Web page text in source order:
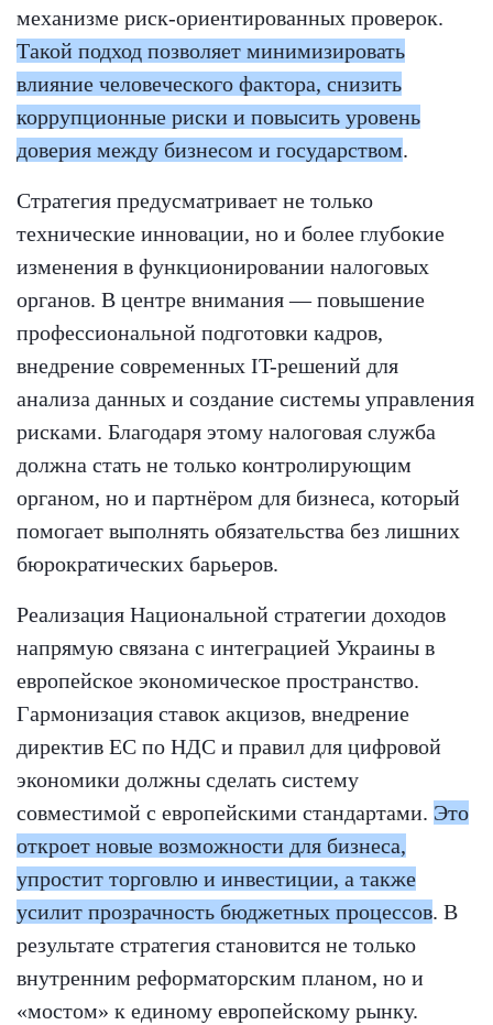
механизме риск-ориентированных проверок.
Такой подход позволяет минимизировать
влияние человеческого фактора, снизить
коррупционные риски и повысить уровень
доверия между бизнесом и государством.
Стратегия предусматривает не только
технические инновации, но и более глубокие
изменения в функционировании налоговых
органов. В центре внимания — повышение
профессиональной подготовки кадров,
внедрение современных IT-решений для
анализа данных и создание системы управления
рисками. Благодаря этому налоговая служба
должна стать не только контролирующим
органом, но и партнёром для бизнеса, который
помогает выполнять обязательства без лишних
бюрократических барьеров.
Реализация Национальной стратегии доходов
напрямую связана с интеграцией Украины в
европейское экономическое пространство.
Гармонизация ставок акцизов, внедрение
директив ЕС по НДС и правил для цифровой
экономики должны сделать систему
совместимой с европейскими стандартами. Это
откроет новые возможности для бизнеса,
упростит торговлю и инвестиции, а также
усилит прозрачность бюджетных процессов. В
результате стратегия становится не только
внутренним реформаторским планом, но и
«мостом» к единому европейскому рынку.